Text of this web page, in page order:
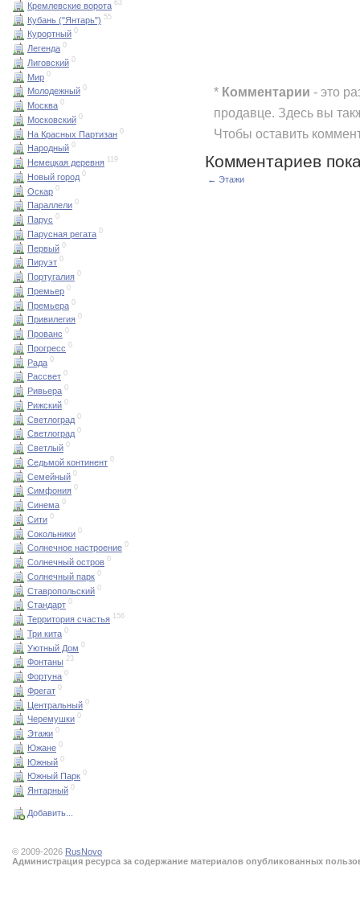
Кремлевские ворота 63
Кубань ("Янтарь") 55
Курортный 0
Легенда 0
Лиговский 0
Мир 0
Молодежный 0
Москва 0
Московский 0
На Красных Партизан 0
Народный 0
Немецкая деревня 119
Новый город 0
Оскар 0
Параллели 0
Парус 0
Парусная регата 0
Первый 0
Пируэт 0
Португалия 0
Премьер 0
Премьера 0
Привилегия 0
Прованс 0
Прогресс 0
Рада 0
Рассвет 0
Ривьера 0
Рижский 0
Светлоград 0
Светлоград 0
Светлый 0
Седьмой континент 0
Семейный 0
Симфония 0
Синема 0
Сити 0
Сокольники 0
Солнечное настроение 0
Солнечный остров 0
Солнечный парк 0
Ставропольский 0
Стандарт 0
Территория счастья 156
Три кита 0
Уютный Дом 0
Фонтаны 23
Фортуна 0
Фрегат 0
Центральный 0
Черемушки 0
Этажи 0
Южане 0
Южный 0
Южный Парк 0
Янтарный 0
Добавить...
* Комментарии - это
продавце. Здесь вы
Чтобы оставить
Комментариев
← Этажи
© 2009-2026 RusNovo
Администрация ресурса за содержание материалов опубликованных